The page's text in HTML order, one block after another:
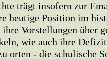
trägt insofern zur
heutige Position im
Vorstellungen über
wie auch ihre
orten - die schulische